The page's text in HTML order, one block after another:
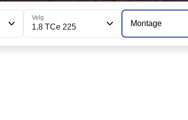
Velg
1.8 TCe 225 Montage